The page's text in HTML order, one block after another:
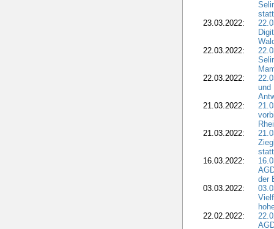
23.03.2022:
22.03.2022:
22.03.2022:
und
21.03.2022:
21.03.2022:
16.03.2022:
der
03.03.2022:
22.02.2022: